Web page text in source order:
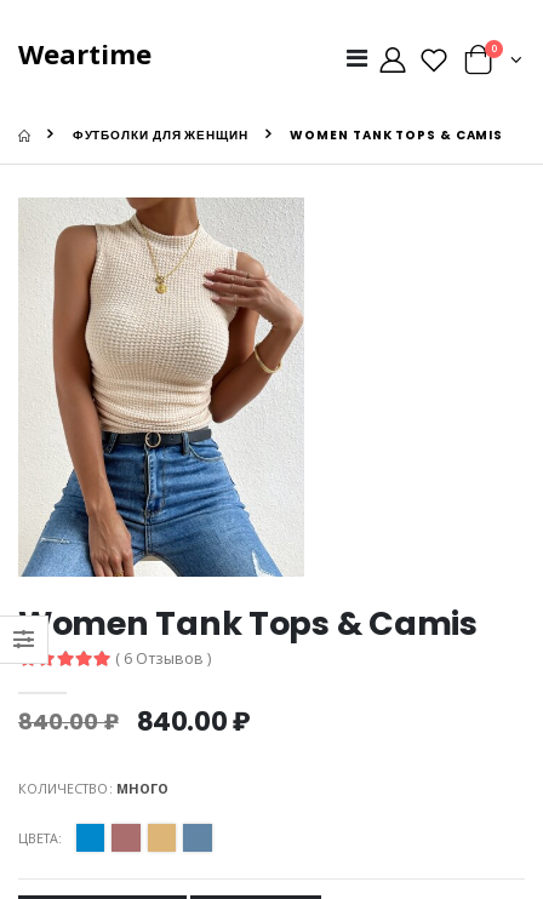
Weartime 0
ФУТБОЛКИ ДЛЯ ЖЕНЩИН WOMEN TANK TOPS & CAMIS
Women Tank Tops & Camis
( 6 Отзывов )
840.00 ₽ 840.00 ₽
КОЛИЧЕСТВО: МНОГО
ЦВЕТА: